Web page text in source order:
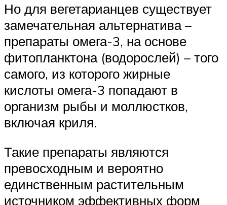
Но для вегетарианцев существует
замечательная альтернатива –
препараты омега-3, на основе
фитопланктона (водорослей) – того
самого, из которого жирные
кислоты омега-3 попадают в
организм рыбы и моллюстков,
включая криля.
Такие препараты являются
превосходным и вероятно
единственным растительным
источником эффективных форм